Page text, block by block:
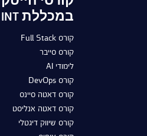
במכללת INT
קורס Full Stack
קורס סייבר
לימודי AI
קורס DevOps
קורס דאטה סיינס
קורס דאטה אנליסט
קורס שיווק דיגטלי